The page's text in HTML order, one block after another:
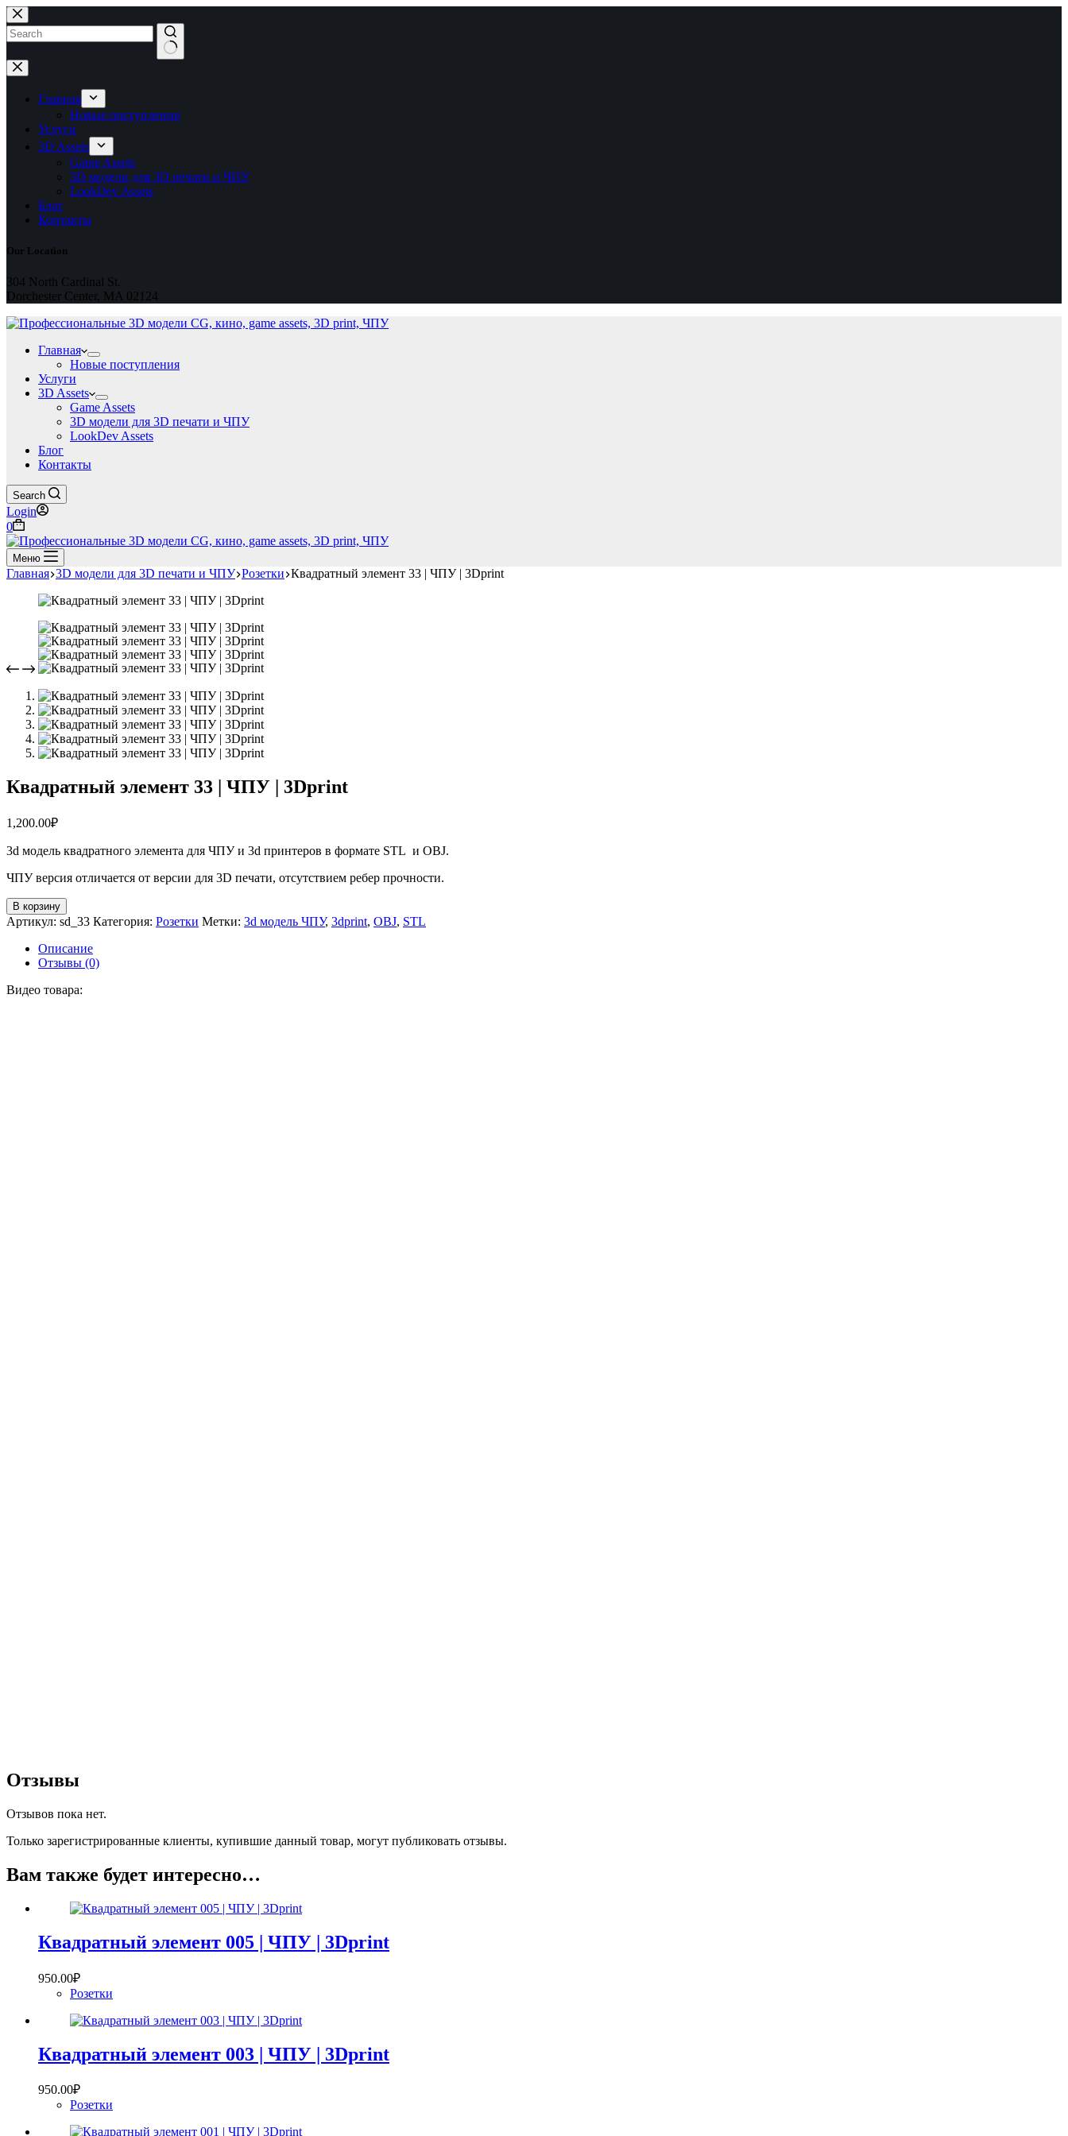
Перейти
к
сути
Ничего
не
найденоГлавная
Новые поступления
Услуги
3D Assets
Game Assets
3D модели для 3D печати и ЧПУ
LookDev Assets
Блог
Контакты
Our Location
304 North Cardinal St.
Dorchester Center, MA 02124
Главная
Новые поступления
Услуги
3D Assets
Game Assets
3D модели для 3D печати и ЧПУ
LookDev Assets
Блог
Контакты
Search
Login
Корзина
0
Меню
Главная 3D модели для 3D печати и ЧПУ Розетки Квадратный элемент 33 | ЧПУ | 3Dprint
Квадратный элемент 33 | ЧПУ | 3Dprint
1,200.00₽
3d модель квадратного элемента для ЧПУ и 3d принтеров в формате STL и OBJ.
ЧПУ версия отличается от версии для 3D печати, отсутствием ребер прочности.
Количество
товара
Квадратный
элемент
ЧПУ
В корзину
Артикул: sd_33 Категория: Розетки Метки: 3d модель ЧПУ, 3dprint, OBJ, STL
Описание
Отзывы (0)
Видео товара:
Отзывы
Отзывов пока нет.
Только зарегистрированные клиенты, купившие данный товар, могут публиковать отзывы.
Вам также будет интересно…
Квадратный элемент 005 | ЧПУ | 3Dprint
950.00₽
Розетки
Квадратный элемент 003 | ЧПУ | 3Dprint
950.00₽
Розетки